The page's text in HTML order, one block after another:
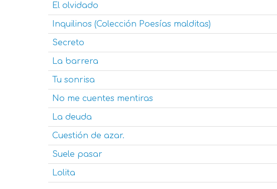
El olvidado
Inquilinos (Colección Poesías malditas)
Secreto
La barrera
Tu sonrisa
No me cuentes mentiras
La deuda
Cuestión de azar.
Suele pasar
Lolita